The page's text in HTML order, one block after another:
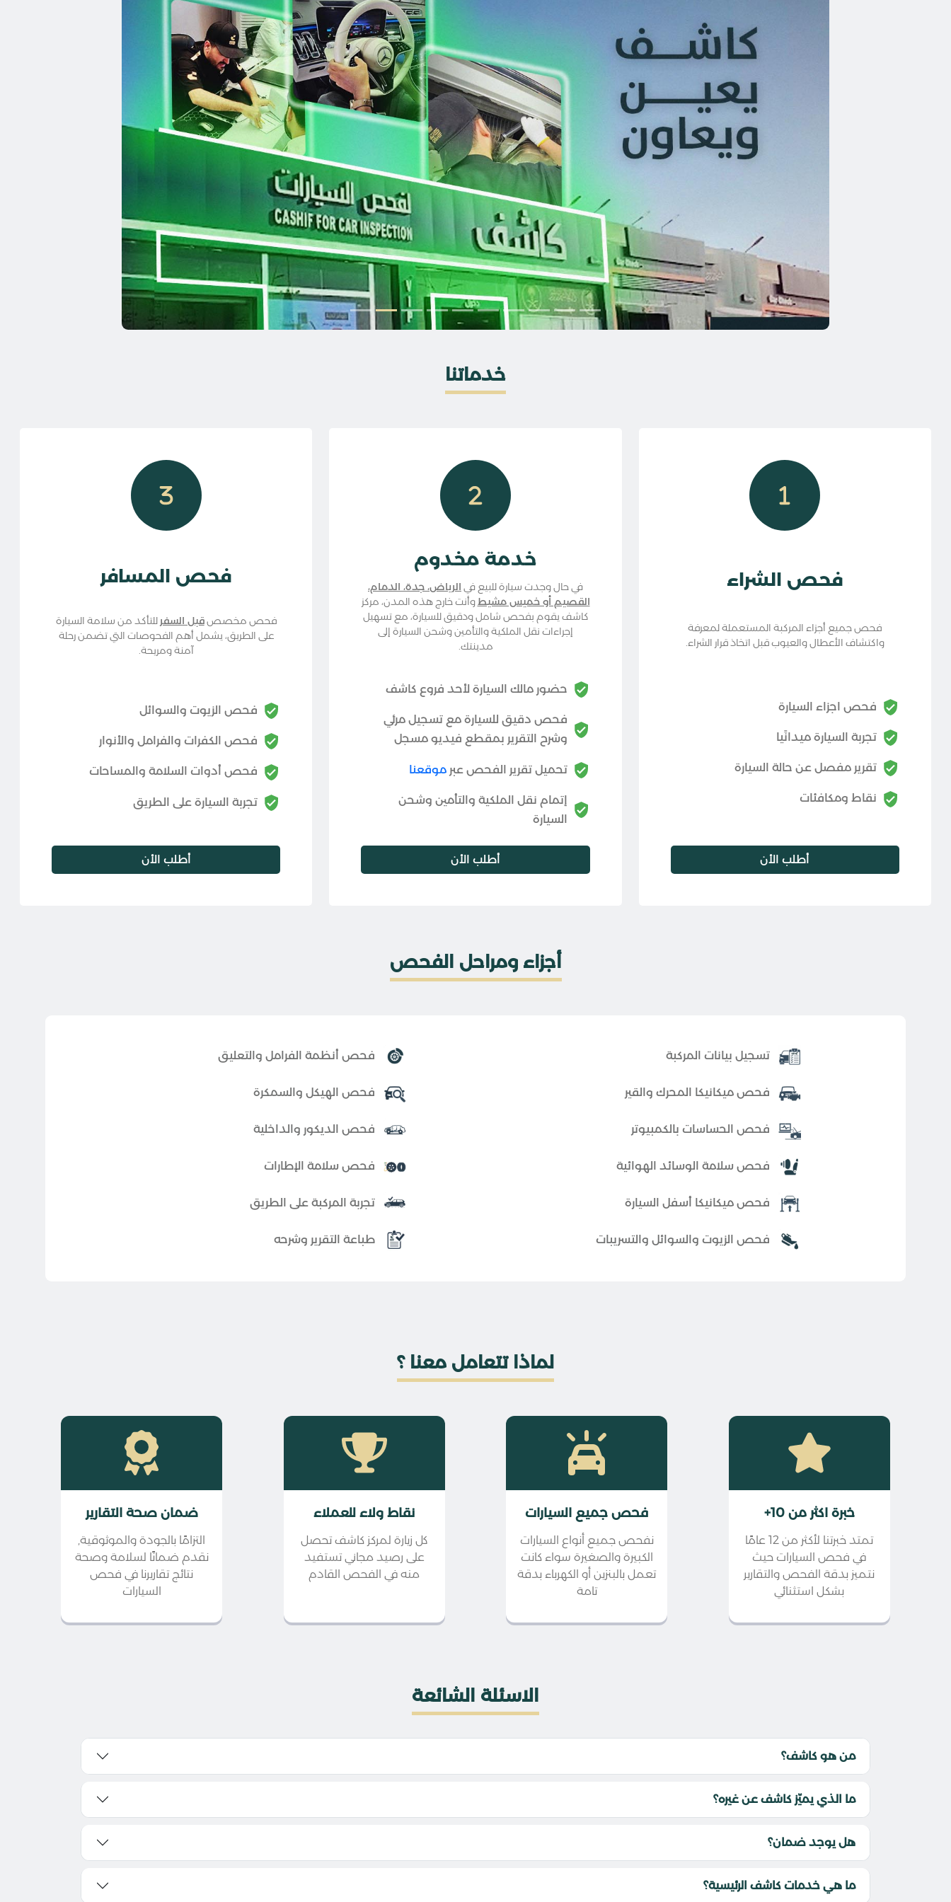
خدماتنا
فحص الشراء
فحص جميع أجزاء المركبة المستعملة لمعرفة
واكتشاف الأعطال والعيوب قبل اتخاذ قرار الشراء.
فحص اجزاء السيارة
تجربة السيارة ميدانًيا
تقرير مفصل عن حالة السيارة
نقاط ومكافئات
أطلب الأن
خدمة مخدوم
في حال وجدت سيارة للبيع في الرياض، جدة، الدمام،
القصيم أو خميس مشيطوأنت خارج هذه المدن، مركز
كاشف يقوم بفحص شامل ودقيق للسيارة، مع تسهيل
إجراءات نقل الملكية والتأمين وشحن السيارة إلى
مدينتك.
حضور مالك السيارة لأحد فروع كاشف
فحص دقيق للسيارة مع تسجيل مرئي
وشرح التقرير بمقطع فيديو مسجل
تحميل تقرير الفحص عبرموقعنا
إتمام نقل الملكية والتأمين وشحن
السيارة
أطلب الأن
فحص المسافر
فحص مخصصقبل السفر للتأكد من سلامة السيارة
على الطريق، يشمل أهم الفحوصات التي تضمن رحلة
آمنة ومريحة.
فحص الزيوت والسوائل
فحص الكفرات والفرامل والأنوار
فحص أدوات السلامة والمساحات
تجربة السيارة على الطريق
أطلب الأن
أجزاء ومراحل الفحص
تسجيل بيانات المركبة
فحص ميكانيكا المحرك والقير
فحص الحساسات بالكمبيوتر
فحص سلامة الوسائد الهوائية
فحص ميكانيكا أسفل السيارة
فحص الزيوت والسوائل والتسريبات
فحص أنظمة الفرامل والتعليق
فحص الهيكل والسمكرة
فحص الديكور والداخلية
فحص سلامة الإطارات
تجربة المركبة على الطريق
طباعة التقرير وشرحه
لماذا تتعامل معنا ؟
خبرة اكثر من 10+
تمتد خبرتنا لأكثر من 12 عامًا
في فحص السيارات حيث
نتميز بدقة الفحص والتقارير
بشكل استثنائي
فحص جميع السيارات
نفحص جميع أنواع السيارات
الكبيرة والصغيرة سواء كانت
تعمل بالبنزين أو الكهرباء بدقة
تامة
نقاط ولاء للعملاء
كل زيارة لمركز كاشف تحصل
على رصيد مجاني تستفيد
منه في الفحص القادم
ضمان صحة التقارير
التزامًا بالجودة والموثوقية,
نقدم ضمانًا لسلامة وصحة
نتائج تقاريرنا في فحص
السيارات
الاسئلة الشائعة
من هو كاشف؟
ما الذي يميّز كاشف عن غيره؟
هل يوجد ضمان؟
ما هي خدمات كاشف الرئيسية؟